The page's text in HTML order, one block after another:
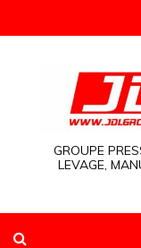
to
GROUPE
LEVAGE,